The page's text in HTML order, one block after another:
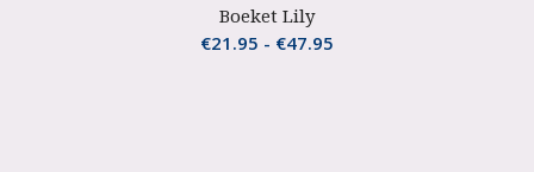
Boeket Lily
€21.95 - €47.95Prijsklasse: